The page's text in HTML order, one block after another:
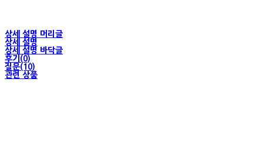
상세 설명 머리글
상세 설명
상세 설명 바닥글
후기(0)
질문(10)
관련 상품